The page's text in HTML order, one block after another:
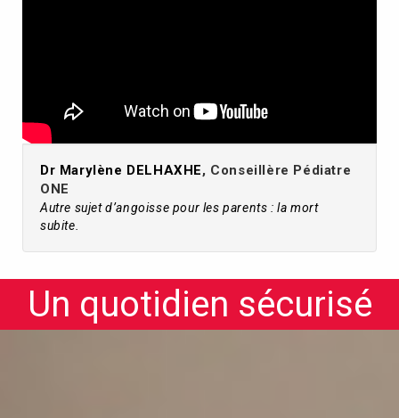
Dr Marylène DELHAXHE, Conseillère Pédiatre
ONE
Autre sujet d’angoisse pour les parents : la mort
subite.
Un quotidien sécurisé